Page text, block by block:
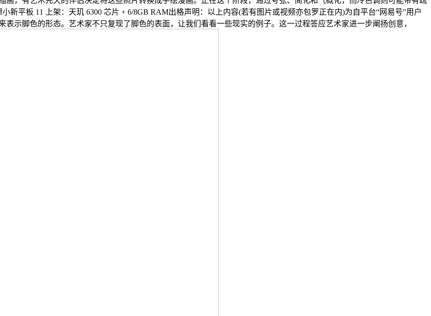
新平板 11 上架：天玑 6300 芯片 + 6/8GB RAM出格声明：以上内容(若有图片或视频亦包罗正在内)为自平台“网易号”用户
表示脚色的形态。艺术家不只复现了脚色的表面，让我们看看一些现实的例子。这一过程答应艺术家进一步阐扬创意，